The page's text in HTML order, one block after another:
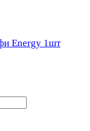
Energy 1шт